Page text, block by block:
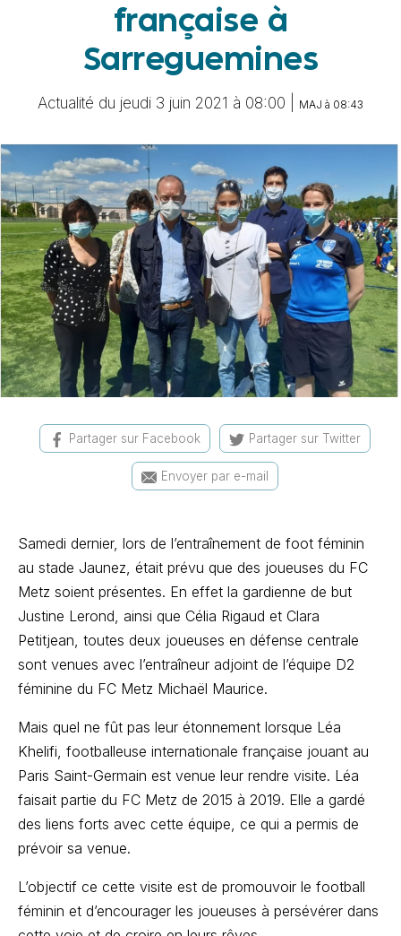
française à
Sarreguemines
Actualité du jeudi 3 juin 2021 à 08:00 | MAJ à 08:43
Partager sur Facebook Partager sur Twitter
Envoyer par e-mail
Samedi dernier, lors de l’entraînement de foot féminin
au stade Jaunez, était prévu que des joueuses du FC
Metz soient présentes. En effet la gardienne de but
Justine Lerond, ainsi que Célia Rigaud et Clara
Petitjean, toutes deux joueuses en défense centrale
sont venues avec l’entraîneur adjoint de l’équipe D2
féminine du FC Metz Michaël Maurice.
Mais quel ne fût pas leur étonnement lorsque Léa
Khelifi, footballeuse internationale française jouant au
Paris Saint-Germain est venue leur rendre visite. Léa
faisait partie du FC Metz de 2015 à 2019. Elle a gardé
des liens forts avec cette équipe, ce qui a permis de
prévoir sa venue.
L’objectif ce cette visite est de promouvoir le football
féminin et d’encourager les joueuses à persévérer dans